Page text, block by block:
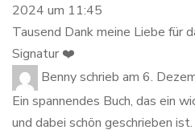
2024 um 11:45
Tausend Dank meine Liebe für
Signatur ❤️
Bennyschrieb am 6.
Ein spannendes Buch, das ein
und dabei schön geschrieben